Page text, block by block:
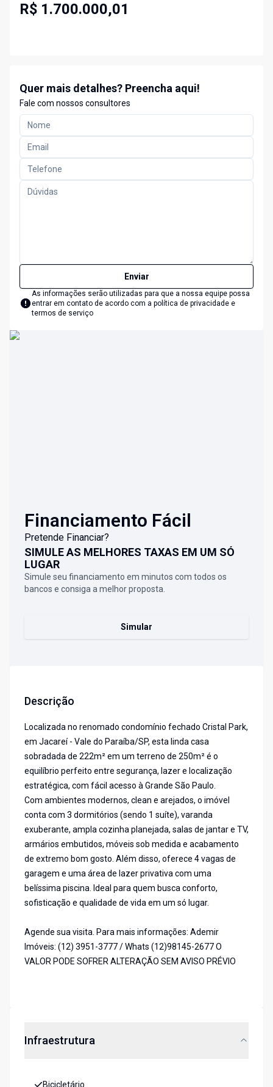
R$ 1.700.000,01
Quer mais detalhes? Preencha aqui!
Fale com nossos consultores
Enviar
As informações serão utilizadas para que a nossa equipe possa
entrar em contato de acordo com a política de privacidade e
termos de serviço
Financiamento Fácil
Pretende Financiar?
SIMULE AS MELHORES TAXAS EM UM SÓ
LUGAR
Simule seu financiamento em minutos com todos os
bancos e consiga a melhor proposta.
Simular
Descrição
Localizada no renomado condomínio fechado Cristal Park,
em Jacareí - Vale do Paraíba/SP, esta linda casa
sobradada de 222m² em um terreno de 250m² é o
equilíbrio perfeito entre segurança, lazer e localização
estratégica, com fácil acesso à Grande São Paulo.
Com ambientes modernos, clean e arejados, o imóvel
conta com 3 dormitórios (sendo 1 suíte), varanda
exuberante, ampla cozinha planejada, salas de jantar e TV,
armários embutidos, móveis sob medida e acabamento
de extremo bom gosto. Além disso, oferece 4 vagas de
garagem e uma área de lazer privativa com uma
belíssima piscina. Ideal para quem busca conforto,
sofisticação e qualidade de vida em um só lugar.
Agende sua visita. Para mais informações: Ademir
Imóveis: (12) 3951-3777 / Whats (12)98145-2677 O
VALOR PODE SOFRER ALTERAÇÃO SEM AVISO PRÉVIO
Infraestrutura
Bicicletário